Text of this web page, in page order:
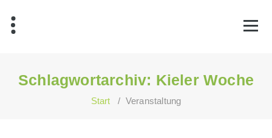
Inhalt
springen
Schlagwortarchiv: Kieler Woche
Start / Veranstaltung